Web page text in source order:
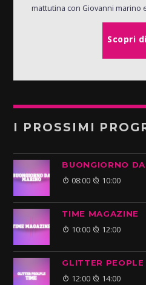
mattutina con Giovanni marino
Scopri
I PROSSIMI
BUONGIORNO
08:00 10:00
TIME MAGAZINE
10:00 12:00
GLITTER PEOPLE
12:00 14:00